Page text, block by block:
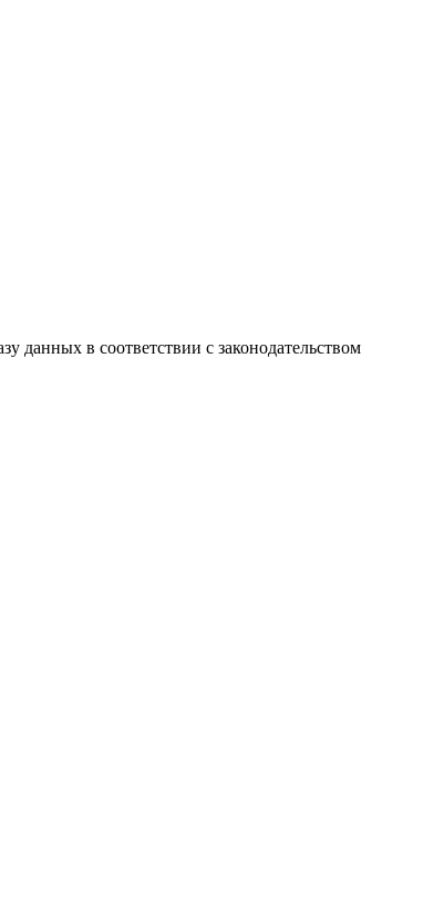
в соответствии с законодательством